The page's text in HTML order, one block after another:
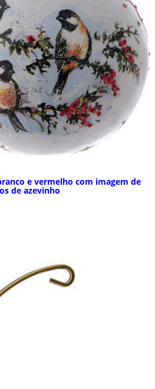
e vermelho com imagem de
de azevinho